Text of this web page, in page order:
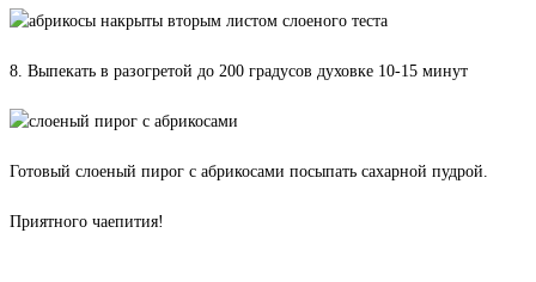
8. Выпекать в разогретой до 200 градусов духовке 10-15 минут
Готовый слоеный пирог с абрикосами посыпать сахарной пудрой.
Приятного чаепития!